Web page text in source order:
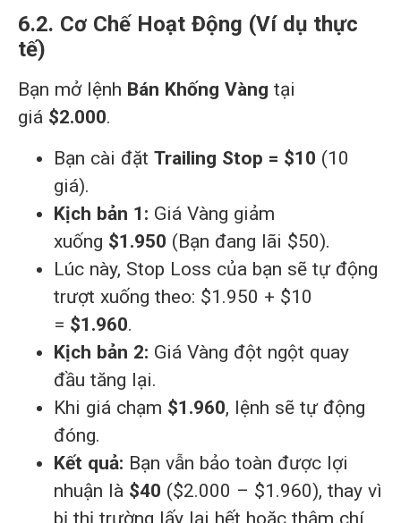
6.2. Cơ Chế Hoạt Động (Ví dụ thực
tế)
Bạn mở lệnh Bán Khống Vàng tại
giá $2.000.
Bạn cài đặt Trailing Stop = $10 (10
giá).
Kịch bản 1: Giá Vàng giảm
xuống $1.950 (Bạn đang lãi $50).
Lúc này, Stop Loss của bạn sẽ tự động
trượt xuống theo: $1.950 + $10
= $1.960.
Kịch bản 2: Giá Vàng đột ngột quay
đầu tăng lại.
Khi giá chạm $1.960, lệnh sẽ tự động
đóng.
Kết quả: Bạn vẫn bảo toàn được lợi
nhuận là $40 ($2.000 – $1.960), thay vì
bị thị trường lấy lại hết hoặc thậm chí